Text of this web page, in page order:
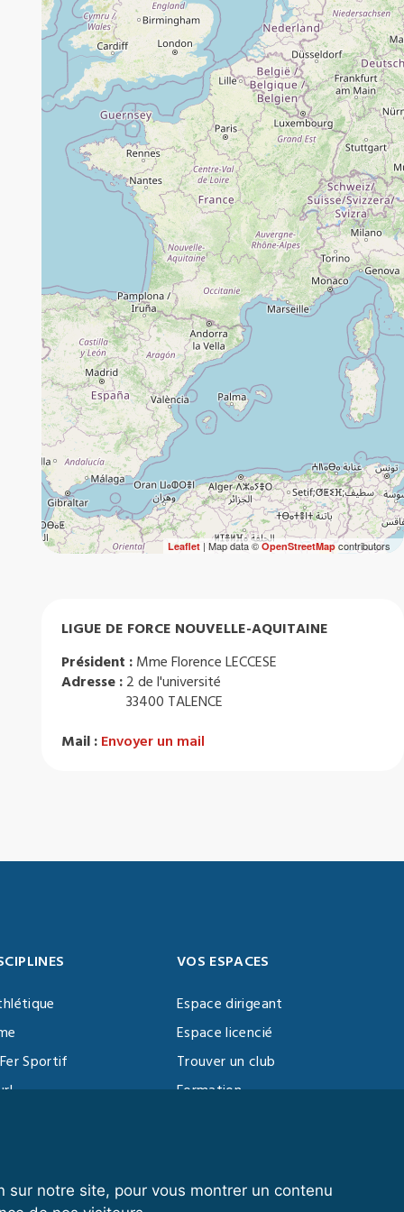
notre site, pour vous montrer un contenu
Leaflet| Map data ©OpenStreetMapcontributors
LIGUE DE FORCE NOUVELLE-AQUITAINE
Président : Mme Florence LECCESE
Adresse : 2 de l'université
33400 TALENCE
Mail : Envoyer un mail
Sportif
VOS ESPACES
Espace dirigeant
Espace licencié
Trouver un club
Formation